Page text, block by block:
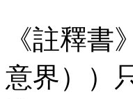
《註釋書
意界））